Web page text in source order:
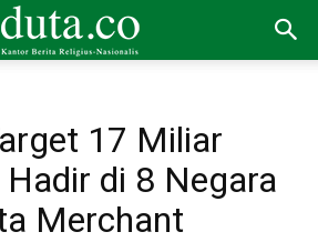
17 Miliar
di 8 Negara
Merchant